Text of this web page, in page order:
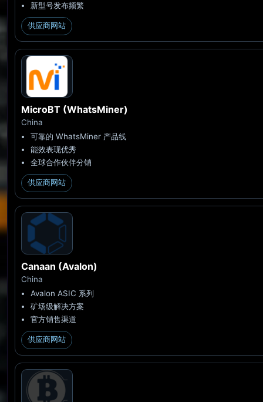
新型号发布频繁
供应商网站
MicroBT (WhatsMiner)
China
可靠的 WhatsMiner 产品线
能效表现优秀
全球合作伙伴分销
供应商网站
Canaan (Avalon)
China
Avalon ASIC 系列
矿场级解决方案
官方销售渠道
供应商网站